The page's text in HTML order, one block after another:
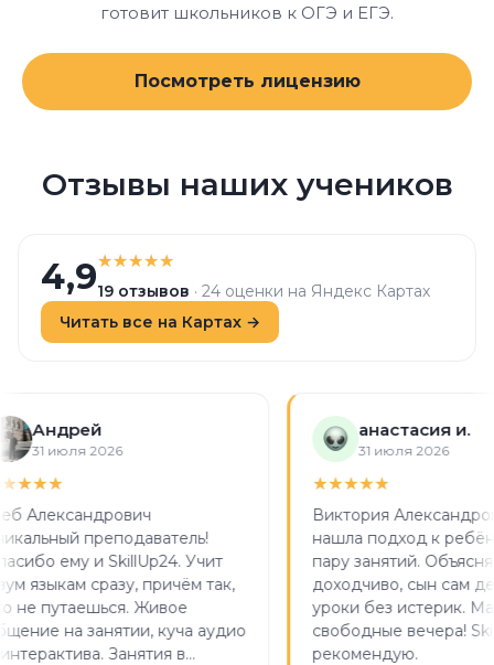
готовит школьников к ОГЭ и ЕГЭ.
Посмотреть лицензию
Отзывы наших учеников
4,919 отзывов · 24 оценки на Яндекс Картах
Читать все на Картах →
июля 2026
преподаватель!
ему и SkillUp24. Учит
сразу, причём так,
путаешься. Живое
на занятии, куча аудио
Занятия в
анастасия и.
31 июля 2026
Виктория Александровна
нашла подход к ребёнку
пару занятий. Объясняет
доходчиво, сын сам
уроки без истерик. Маме
свободные вечера!
рекомендую.